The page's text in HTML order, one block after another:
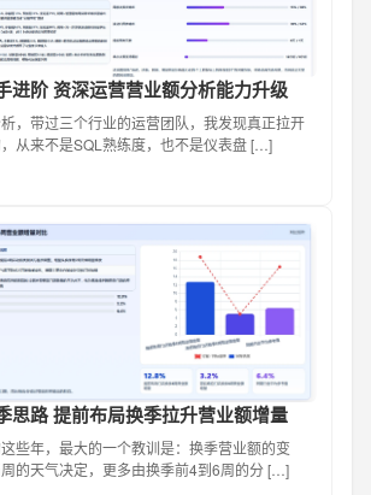
进阶 资深运营营业额分析能力升级
，带过三个行业的运营团队，我发现真正拉开
从来不是SQL熟练度，也不是仪表盘 […]
思路 提前布局换季拉升营业额增量
些年，最大的一个教训是：换季营业额的变
的天气决定，更多由换季前4到6周的分 […]